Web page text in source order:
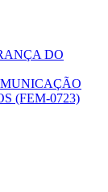
DO
(FEM-0723)